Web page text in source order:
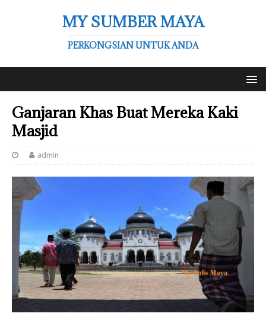
MY SUMBER MAYA
PERKONGSIAN UNTUK ANDA
Ganjaran Khas Buat Mereka Kaki
Masjid
admin